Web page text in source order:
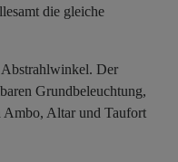
die gleiche
Abstrahlwinkel. Der
Grundbeleuchtung,
Ambo, Altar und Taufort